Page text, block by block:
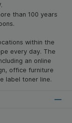
than 100 years
within the
every day. The
an online
office furniture
label toner line.